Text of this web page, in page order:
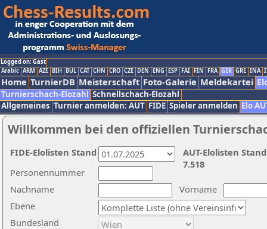
Logged on: Gast
Arabic ARM AZE BIH BUL CAT CHN CRO CZE DEN ENG ESP FAI FIN FRA GER GRE INA
Home TurnierDB Meisterschaft Foto-Galerie Meldekartei
Turnierschach-Elozahl Schnellschach-Elozahl
Allgemeines Turnier anmelden: AUT FIDE Spieler anmelden Elo
Willkommen bei den offiziellen
Nachname
Vorname
Ebene
Personennummer
Bundesland
AUT-Elolisten
7.518
FIDE-Elolisten Stand